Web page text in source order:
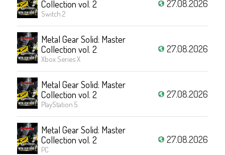
Collection vol. 2
Switch 2
27.08.2026
Metal Gear Solid: Master
Collection vol. 2
Xbox Series X
27.08.2026
Metal Gear Solid: Master
Collection vol. 2
PlayStation 5
27.08.2026
Metal Gear Solid: Master
Collection vol. 2
PC
27.08.2026